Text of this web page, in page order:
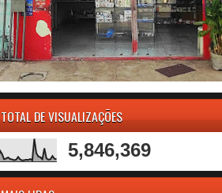
TOTAL DE VISUALIZAÇÕES
5,846,369